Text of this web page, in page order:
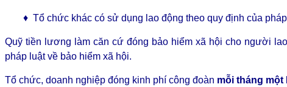
♦ Tổ chức khác có sử dụng lao động theo quy định của
Quỹ tiền lương làm căn cứ đóng bảo hiểm xã hội cho người
pháp luật về bảo hiểm xã hội.
Tổ chức, doanh nghiệp đóng kinh phí công đoàn mỗi tháng một